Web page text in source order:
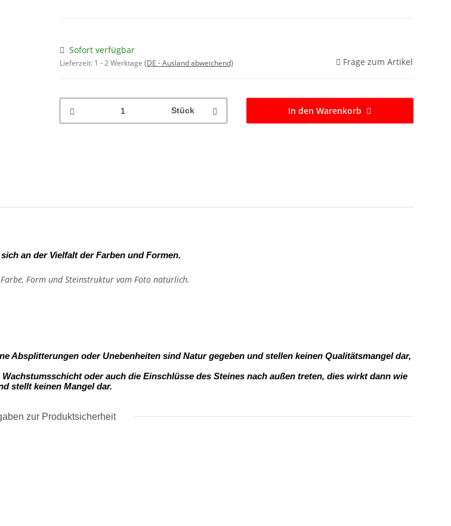
Sofort verfügbar
Lieferzeit: 1 - 2 Werktage (DE - Ausland abweichend) Frage zum Artikel
Stück In den Warenkorb
an der Vielfalt der Farben und Formen.
Form und Steinstruktur vom Foto natürlich.
Absplitterungen oder Unebenheiten sind Natur gegeben und stellen keinen Qualitätsmangel dar,
oder auch die Einschlüsse des Steines nach außen treten, dies wirkt dann wie
stellt keinen Mangel dar.
zur Produktsicherheit